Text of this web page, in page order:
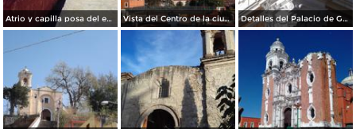
Atrio y capilla posa del ex-convento franciscano del siglo XVI. Febrero/2018 Vista del Centro de la ciudad de Tlaxcala. Diciembre/2017 Detalles del Palacio de Gobierno de Tlaxcala. Diciembre/2017